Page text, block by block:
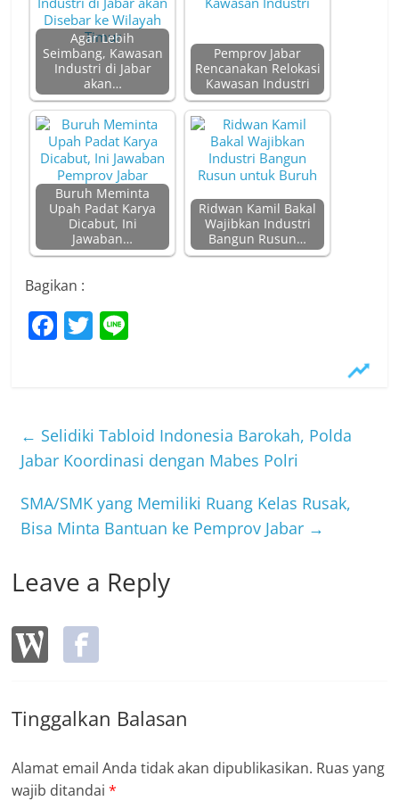
Agar Lebih
Seimbang, Kawasan
Industri di Jabar
akan…
Pemprov Jabar
Rencanakan Relokasi
Kawasan Industri
Buruh Meminta
Upah Padat Karya
Dicabut, Ini
Jawaban…
Ridwan Kamil Bakal
Wajibkan Industri
Bangun Rusun…
Bagikan :
F
b
o
o
k
T
← Selidiki Tabloid Indonesia Barokah, Polda
Jabar Koordinasi dengan Mabes Polri
SMA/SMK yang Memiliki Ruang Kelas Rusak,
Bisa Minta Bantuan ke Pemprov Jabar →
Leave a Reply
Tinggalkan Balasan
Alamat email Anda tidak akan dipublikasikan. Ruas yang
wajib ditandai*